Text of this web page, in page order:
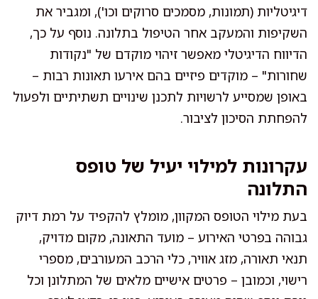
דיגיטליות (תמונות, מסמכים סרוקים וכו'), ומגביר את
השקיפות והמעקב אחר הטיפול בתלונה. נוסף על כך,
הדיווח הדיגיטלי מאפשר זיהוי מוקדם של "נקודות
שחורות" – מוקדים פיזיים בהם אירעו תאונות רבות –
באופן שמסייע לרשויות לתכנן שינויים תשתיתיים ולפעול
להפחתת הסיכון לציבור.
עקרונות למילוי יעיל של טופס
התלונה
בעת מילוי הטופס המקוון, מומלץ להקפיד על רמת דיוק
גבוהה בפרטי האירוע – מועד התאונה, מקום מדויק,
תנאי תאורה, מזג אוויר, כלי הרכב המעורבים, מספרי
רישוי, וכמובן – פרטים אישיים מלאים של המתלונן וכל